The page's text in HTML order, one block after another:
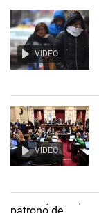
VIDEO
VIDEO